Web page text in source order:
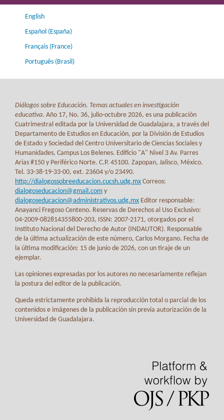
English
Español (España)
Français (France)
Português (Brasil)
Diálogos sobre Educación. Temas actuales en investigación
educativa. Año 17, No. 36, julio-octubre 2026, es una publicación
Cuatrimestral editada por la Universidad de Guadalajara, a través del
Departamento de Estudios en Educación, por la División de Estudios
de Estado y Sociedad del Centro Universitario de Ciencias Sociales y
Humanidades, Campus Los Belenes. Edificio "A" Nivel 3 Av. Parres
Arias #150 y Periférico Norte. C.P. 45100. Zapopan, Jalisco, México.
Tel. 33-38-19-33-00, ext. 23604 y/o 23490.
http://dialogossobreeducacion.cucsh.udg.mx Correos:
dialogoseducacion@gmail.com y
dialogoseducacion@administrativos.udg.mx Editor responsable:
Anayanci Fregoso Centeno. Reservas de Derechos al Uso Exclusivo:
04-2009-082814355800-203, ISSN: 2007-2171, otorgados por el
Instituto Nacional del Derecho de Autor (INDAUTOR). Responsable
de la última actualización de este número, Carlos Morgano. Fecha de
la última modificación: 15 de junio de 2026, con un tiraje de un
ejemplar.
Las opiniones expresadas por los autores no necesariamente reflejan
la postura del editor de la publicación.
Queda estrictamente prohibida la reproducción total o parcial de los
contenidos e imágenes de la publicación sin previa autorización de la
Universidad de Guadalajara.